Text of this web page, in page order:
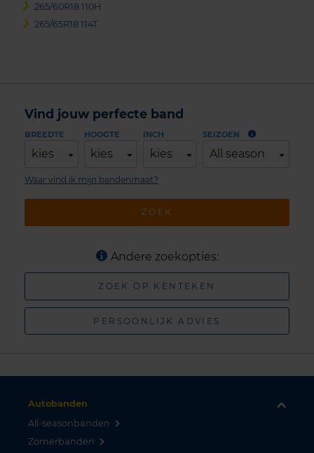
265/60R18 110H
265/65R18 114T
Vind jouw perfecte band
BREEDTE
kies
HOOGTE
kies
INCH
kies
SEIZOEN
All season
ZOEK
Waar vind ik mijn bandenmaat?
Andere zoekopties:
ZOEK OP KENTEKEN
PERSOONLIJK ADVIES
Autobanden
All-seasonbanden
Zomerbanden